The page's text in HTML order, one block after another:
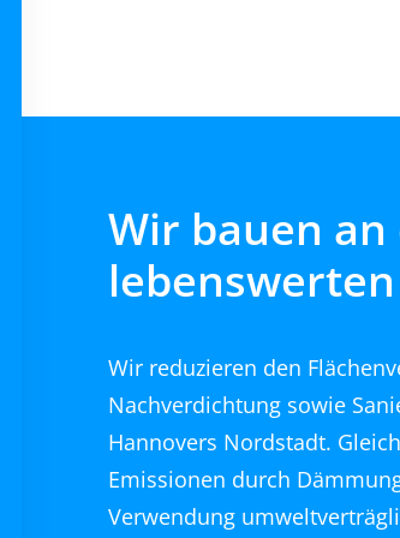
Wir bauen
Wir reduzieren den
Nachverdichtung sowie
Hannovers Nordstadt.
Emissionen durch
Verwendung